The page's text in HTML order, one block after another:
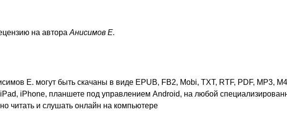
на автора Анисимов Е.
Е. могут быть скачаны в виде EPUB, FB2, Mobi, TXT, RTF, PDF, MP3,
iPhone, планшете под управлением Android, на любой
читать и слушать онлайн на компьютере